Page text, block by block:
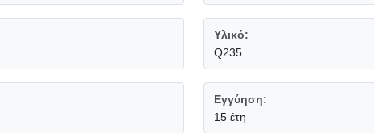
Υλικό:
Q235
Εγγύηση:
15 έτη